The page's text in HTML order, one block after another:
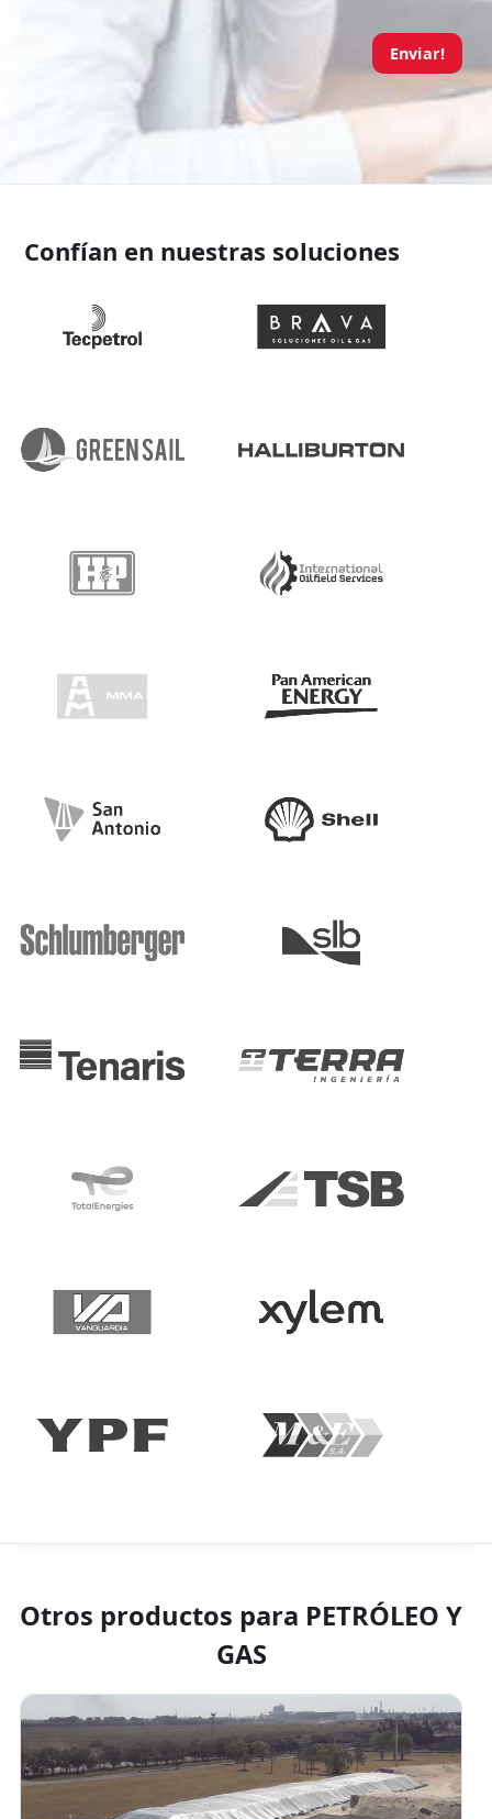
Enviar!
Confían en nuestras soluciones
Otros productos para PETRÓLEO Y
GAS